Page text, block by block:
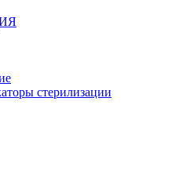
стерилизации